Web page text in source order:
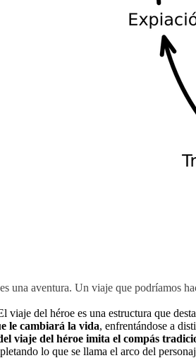
una aventura. Un viaje que podríamos
viaje del héroe es una estructura que
le cambiará la vida, enfrentándose a
viaje del héroe imita el compás
lo que se llama el arco del